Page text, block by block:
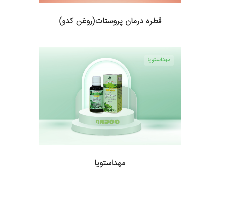
قطره درمان پروستات(روغن کدو)
مهداستویا